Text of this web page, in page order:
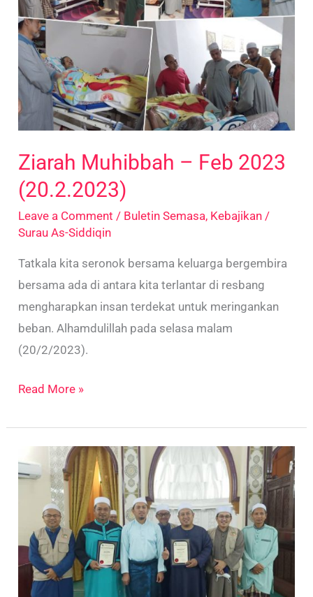
Ziarah Muhibbah – Feb 2023
(20.2.2023)
Leave a Comment / Buletin Semasa, Kebajikan /
Surau As-Siddiqin
Tatkala kita seronok bersama keluarga bergembira
bersama ada di antara kita terlantar di resbang
mengharapkan insan terdekat untuk meringankan
beban. Alhamdulillah pada selasa malam
(20/2/2023).
Feb
2023
(20.2.2023)
Read More »
Program
Restu
SPM
2022
(Solat
Hajat)